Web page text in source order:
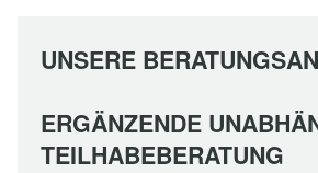
UNSERE
ERGÄNZENDE
TEILHABEBERATUNG